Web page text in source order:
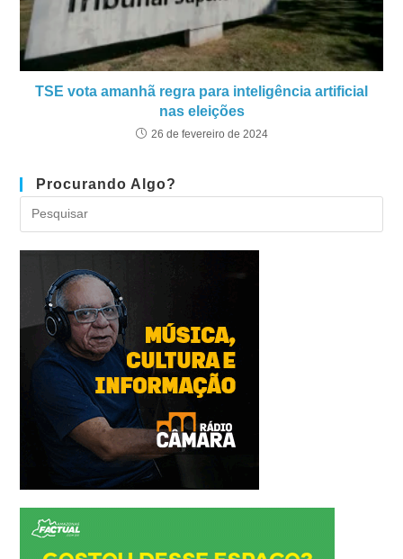
TSE vota amanhã regra para inteligência artificial
nas eleições
26 de fevereiro de 2024
Procurando Algo?